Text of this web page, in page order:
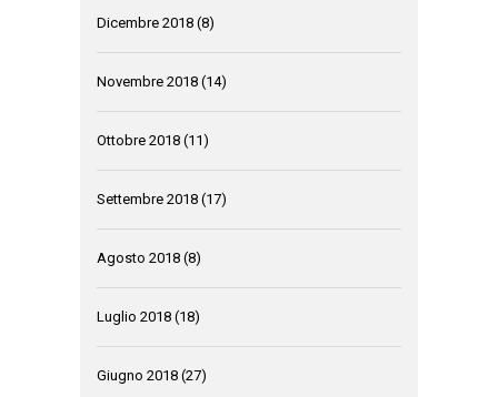
Dicembre 2018 (8)
Novembre 2018 (14)
Ottobre 2018 (11)
Settembre 2018 (17)
Agosto 2018 (8)
Luglio 2018 (18)
Giugno 2018 (27)